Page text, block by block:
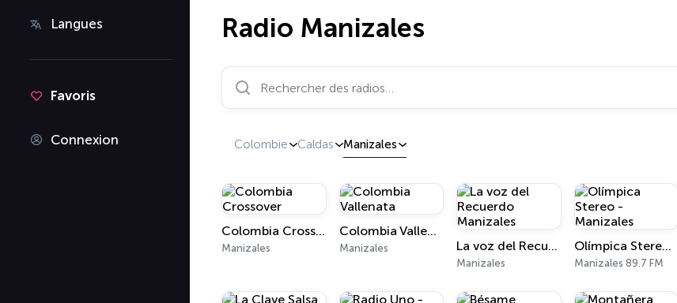
Langues
Favoris
Connexion
Radio Manizales
Rechercher des radios…
Colombie Caldas Manizales
Colombia Crossover
Manizales
Colombia Vallenata
Manizales La voz del Recuerdo Manizales
Manizales
Olímpica Stereo - Manizales
Manizales 89.7 FM